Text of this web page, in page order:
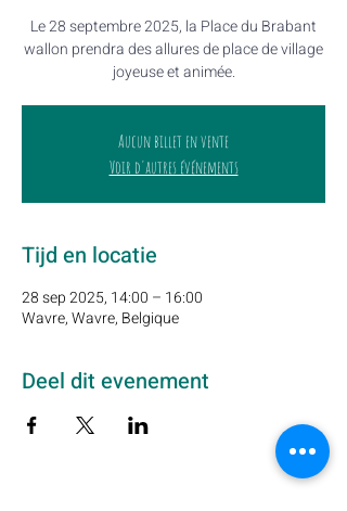
Le 28 septembre 2025, la Place du Brabant
wallon prendra des allures de place de village
joyeuse et animée.
Aucun billet en vente
Voir d'autres événements
Tijd en locatie
28 sep 2025, 14:00 – 16:00
Wavre, Wavre, Belgique
Deel dit evenement